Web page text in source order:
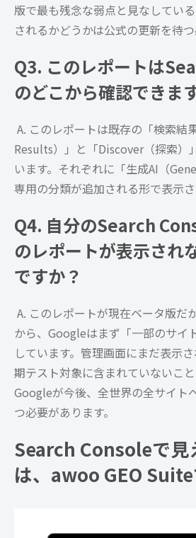
版で最も残念な弱点と見なしてい
されるかどうかは公式の更新を待つ
Q3. このレポートは
のどこから確認できま
A. このレポートは既存の「検索結
Results）」と「Discover（探索）
います。それぞれに「生成AI（
専用の分類が追加される形で表示さ
Q4. 自分のSearch
のレポートが表示され
ですか？
A. このレポートが現在ベータ版だ
から、Googleはまず「一部のサイ
しています。管理画面にまだ表示
期テスト対象に含まれていないこと
Googleが今後、全世界の全サイト
つ必要があります。
Search Consoleで見
は、awoo GEO